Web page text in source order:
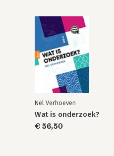
Nel Verhoeven
Wat is onderzoek?
€ 56,50